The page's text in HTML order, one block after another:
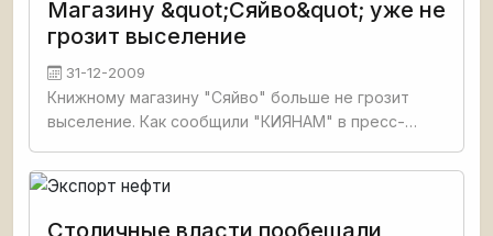
Магазину &quot;Сяйво&quot; уже не
грозит выселение
31-12-2009
Книжному магазину "Сяйво" больше не грозит
выселение. Как сообщили "КИЯНАМ" в пресс-
прокурора Евгения Блаживского проведена
проверка